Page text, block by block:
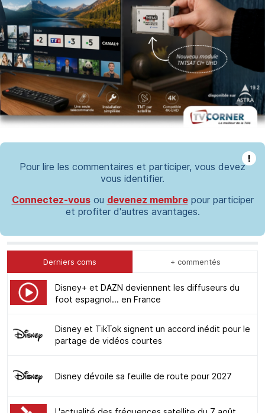
!
Pour lire les commentaires et participer, vous devez
vous identifier.
Connectez-vousou devenez membrepour participer
et profiter d'autres avantages.
Derniers coms + commentés
Disney+ et DAZN deviennent les diffuseurs du
foot espagnol... en France
Disney et TikTok signent un accord inédit pour le
partage de vidéos courtes
Disney dévoile sa feuille de route pour 2027